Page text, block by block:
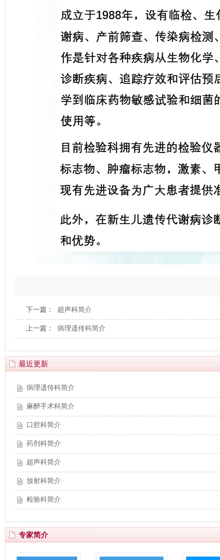
下一篇： 超声科简介
上一篇： 病理遗传科简介
最近更新
病理遗传科简介
麻醉手术科简介
口腔科简介
药剂科简介
超声科简介
放射科简介
检验科简介
专家简介